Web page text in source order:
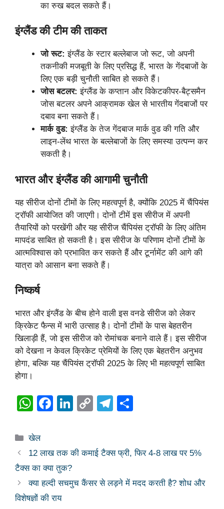
का रुख बदल सकते हैं।
इंग्लैंड की टीम की ताकत
जो रूट: इंग्लैंड के स्टार बल्लेबाज जो रूट, जो अपनी
तकनीकी मजबूती के लिए प्रसिद्ध हैं, भारत के गेंदबाजों के
लिए एक बड़ी चुनौती साबित हो सकते हैं।
जोस बटलर: इंग्लैंड के कप्तान और विकेटकीपर-बैट्समैन
जोस बटलर अपने आक्रामक खेल से भारतीय गेंदबाजों पर
दबाव बना सकते हैं।
मार्क वुड: इंग्लैंड के तेज गेंदबाज मार्क वुड की गति और
लाइन-लेंथ भारत के बल्लेबाजों के लिए समस्या उत्पन्न कर
सकती है।
भारत और इंग्लैंड की आगामी चुनौती
यह सीरीज दोनों टीमों के लिए महत्वपूर्ण है, क्योंकि 2025 में चैंपियंस
ट्रॉफी आयोजित की जाएगी। दोनों टीमें इस सीरीज में अपनी
तैयारियों को परखेंगी और यह सीरीज चैंपियंस ट्रॉफी के लिए अंतिम
मापदंड साबित हो सकती है। इस सीरीज के परिणाम दोनों टीमों के
आत्मविश्वास को प्रभावित कर सकते हैं और टूर्नामेंट की आगे की
यात्रा को आसान बना सकते हैं।
निष्कर्ष
भारत और इंग्लैंड के बीच होने वाली इस वनडे सीरीज को लेकर
क्रिकेट फैन्स में भारी उत्साह है। दोनों टीमों के पास बेहतरीन
खिलाड़ी हैं, जो इस सीरीज को रोमांचक बनाने वाले हैं। इस सीरीज
को देखना न केवल क्रिकेट प्रेमियों के लिए एक बेहतरीन अनुभव
होगा, बल्कि यह चैंपियंस ट्रॉफी 2025 के लिए भी महत्वपूर्ण साबित
होगा।
W
at
s
A
p
p
F
e
b
o
o
Li
e
n
C
y
n
T
gr
m
e
Categories
खेल
12 लाख तक की कमाई टैक्स फ्री, फिर 4-8 लाख पर 5%
टैक्स का क्या तुक?
क्या हल्दी सचमुच कैंसर से लड़ने में मदद करती है? शोध और
विशेषज्ञों की राय